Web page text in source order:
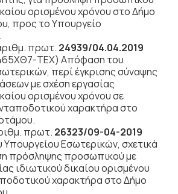
ορισμένου χρόνου στο Δήμο
προς το Υπουργείο
πρωτ. 24939/04.04.2019
ΤΕΧ) Απόφαση του
περί έγκρισης σύναψης
με σχέση εργασίας
ορισμένου χρόνου σε
χαρακτήρα στο
πρωτ. 26323/09-04-2019
Εσωτερικών, σχετικά
πρόσληψης προσωπικού με
ιδιωτικού δικαίου ορισμένου
χαρακτήρα στο Δήμο